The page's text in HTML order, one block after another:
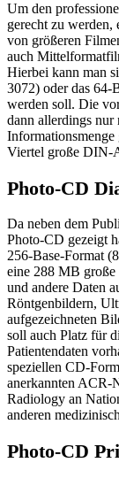
Um den
gerecht zu
von größeren
auch
Hierbei kann man
3072) oder das 64-
werden soll. Die
dann allerdings
Informationsmenge
Viertel große DIN-
Photo-CD
Da neben dem
Photo-CD gezeigt
256-Base-Format
eine 288 MB große
und andere Daten
Röntgenbildern,
aufgezeichneten
soll auch Platz für
Patientendaten
speziellen CD-
anerkannten ACR-
Radiology an
anderen
Photo-CD